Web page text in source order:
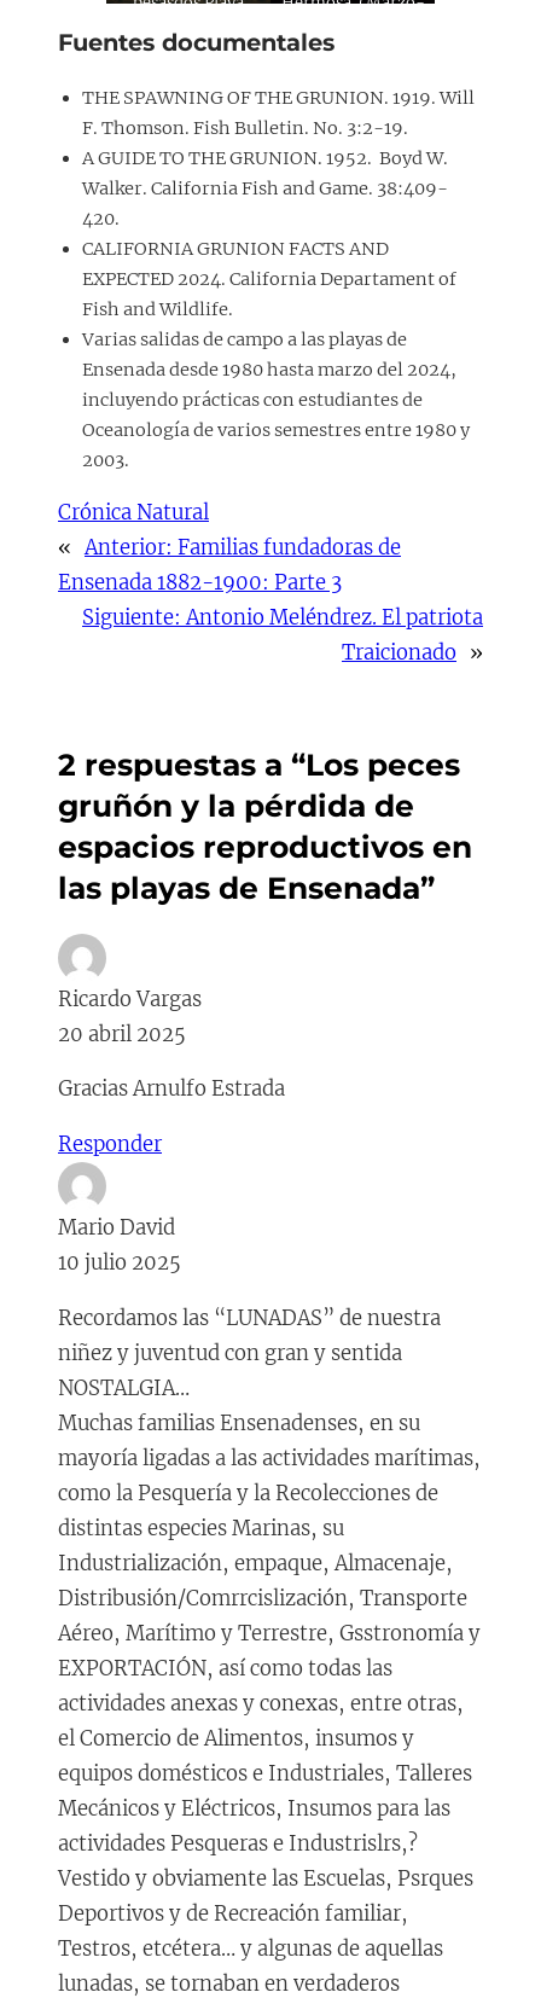
Hermosa (Agosto-
8-2004)
Fuentes documentales
THE SPAWNING OF THE GRUNION. 1919. Will
F. Thomson. Fish Bulletin. No. 3:2-19.
A GUIDE TO THE GRUNION. 1952. Boyd W.
Walker. California Fish and Game. 38:409-
420.
CALIFORNIA GRUNION FACTS AND
EXPECTED 2024. California Departament of
Fish and Wildlife.
Varias salidas de campo a las playas de
Ensenada desde 1980 hasta marzo del 2024,
incluyendo prácticas con estudiantes de
Oceanología de varios semestres entre 1980 y
2003.
Crónica Natural
« Anterior: Familias fundadoras de
Ensenada 1882-1900: Parte 3
Siguiente: Antonio Meléndrez. El patriota
Traicionado
»
2 respuestas a “Los peces
gruñón y la pérdida de
espacios reproductivos en
las playas de Ensenada”
Ricardo Vargas
20 abril 2025
Gracias Arnulfo Estrada
Responder
Mario David
10 julio 2025
Recordamos las “LUNADAS” de nuestra
niñez y juventud con gran y sentida
NOSTALGIA…
Muchas familias Ensenadenses, en su
mayoría ligadas a las actividades marítimas,
como la Pesquería y la Recolecciones de
distintas especies Marinas, su
Industrialización, empaque, Almacenaje,
Distribusión/Comrrcislización, Transporte
Aéreo, Marítimo y Terrestre, Gsstronomía y
EXPORTACIÓN, así como todas las
actividades anexas y conexas, entre otras,
el Comercio de Alimentos, insumos y
equipos domésticos e Industriales, Talleres
Mecánicos y Eléctricos, Insumos para las
actividades Pesqueras e Industrislrs,?
Vestido y obviamente las Escuelas, Psrques
Deportivos y de Recreación familiar,
Testros, etcétera… y algunas de aquellas
lunadas, se tornaban en verdaderos